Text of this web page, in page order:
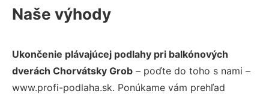
Naše výhody
Ukončenie plávajúcej podlahy pri balkónových
dverách Chorvátsky Grob – poďte do toho s nami –
www.profi-podlaha.sk. Ponúkame vám prehľad